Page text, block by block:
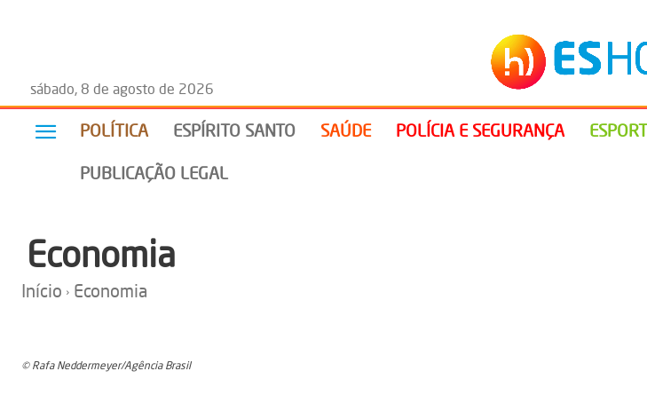
sábado, 8 de agosto de 2026
POLÍTICA ESPÍRITO SANTO SAÚDE POLÍCIA E SEGURANÇA
PUBLICAÇÃO LEGAL
Economia
Início Economia
© Rafa Neddermeyer/Agência Brasil